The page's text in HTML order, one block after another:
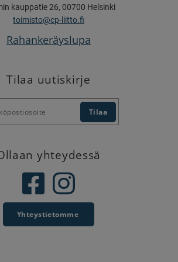
kauppatie 26, 00700 Helsinki
toimisto@cp-liitto.fi
Rahankeräyslupa
Tilaa uutiskirje
yhteydessä
Yhteystietomme